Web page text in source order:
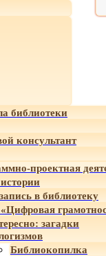
библиотеки
консультант
проектная
в библиотеку
загадки
Библиокопилка